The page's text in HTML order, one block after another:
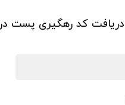
کد رهگیری پست در